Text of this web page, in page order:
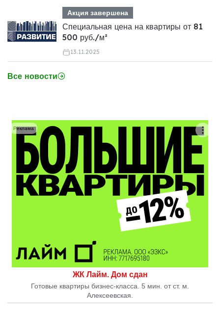
Акция завершена
Специальная цена на квартиры от 81
500 руб./м²
13.11.2025
Все новости
ЖК Лайм. Дом сдан
Готовые квартиры бизнес-класса. 5 мин. от ст. м.
Алексеевская.
Реклама